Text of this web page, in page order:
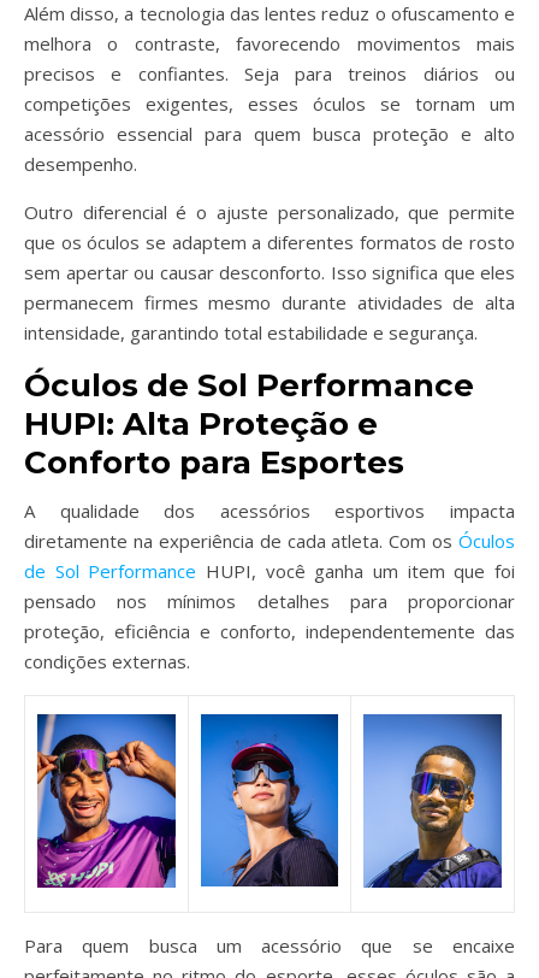
Além disso, a tecnologia das lentes reduz o ofuscamento e
melhora o contraste, favorecendo movimentos mais
precisos e confiantes. Seja para treinos diários ou
competições exigentes, esses óculos se tornam um
acessório essencial para quem busca proteção e alto
desempenho.
Outro diferencial é o ajuste personalizado, que permite
que os óculos se adaptem a diferentes formatos de rosto
sem apertar ou causar desconforto. Isso significa que eles
permanecem firmes mesmo durante atividades de alta
intensidade, garantindo total estabilidade e segurança.
Óculos de Sol Performance
HUPI: Alta Proteção e
Conforto para Esportes
A qualidade dos acessórios esportivos impacta
diretamente na experiência de cada atleta. Com os Óculos
de Sol Performance HUPI, você ganha um item que foi
pensado nos mínimos detalhes para proporcionar
proteção, eficiência e conforto, independentemente das
condições externas.
Para quem busca um acessório que se encaixe